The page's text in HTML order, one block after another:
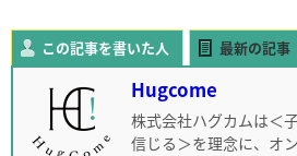
この記事を書いた人 最新の記事
Hugcome
株式会社ハグカムは＜
信じる＞を理念に、オ